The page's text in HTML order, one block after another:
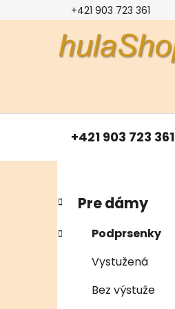
na
+421 903 723 361
+421 903 723 361
B
o
č
Preskočiť
kategórie
K
a
e
Pre dámy
Podprsenky
Vystužená
Bez výstuže